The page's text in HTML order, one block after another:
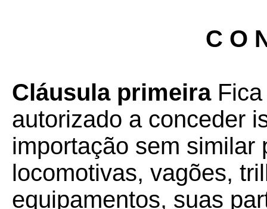
C O
Cláusula primeira
autorizado a conceder
importação sem similar
locomotivas, vagões,
equipamentos, suas